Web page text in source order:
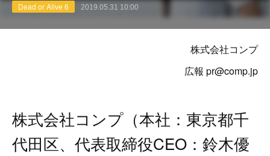
Dead or Alive 6 2019.05.31 10:00
株式会社コンプ
広報 pr@comp.jp
株式会社コンプ（本社：東京都千
代田区、代表取締役CEO：鈴木優